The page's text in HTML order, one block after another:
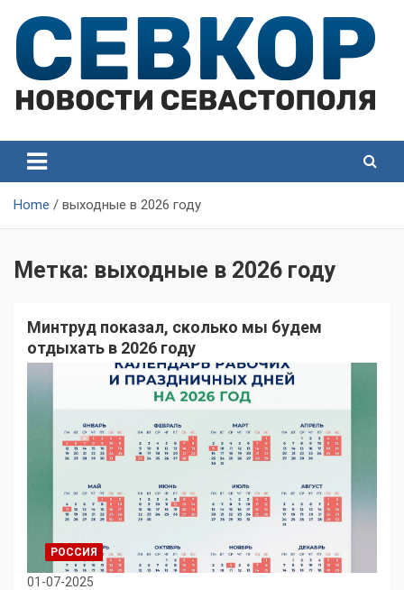
content
Севастополя
Севастополя
Home выходные в 2026 году
Метка: выходные в 2026 году
Минтруд показал, сколько мы будем
отдыхать в 2026 году
РОССИЯ
01-07-2025